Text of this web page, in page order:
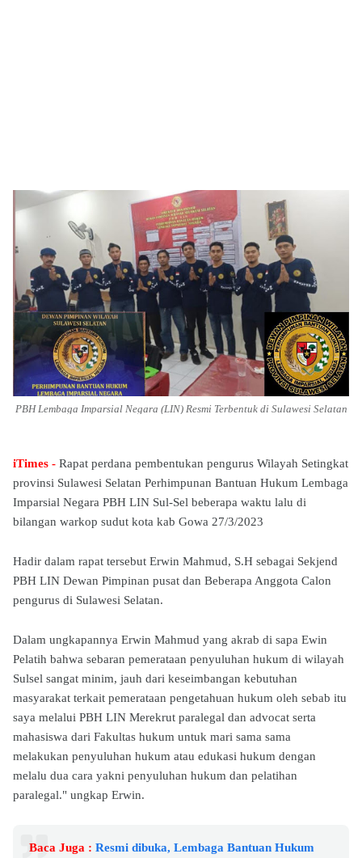
PBH Lembaga Imparsial Negara (LIN) Resmi Terbentuk di Sulawesi Selatan
iTimes - Rapat perdana pembentukan pengurus Wilayah Setingkat
provinsi Sulawesi Selatan Perhimpunan Bantuan Hukum Lembaga
Imparsial Negara PBH LIN Sul-Sel beberapa waktu lalu di
bilangan warkop sudut kota kab Gowa 27/3/2023
Hadir dalam rapat tersebut Erwin Mahmud, S.H sebagai Sekjend
PBH LIN Dewan Pimpinan pusat dan Beberapa Anggota Calon
pengurus di Sulawesi Selatan.
Dalam ungkapannya Erwin Mahmud yang akrab di sapa Ewin
Pelatih bahwa sebaran pemerataan penyuluhan hukum di wilayah
Sulsel sangat minim, jauh dari keseimbangan kebutuhan
masyarakat terkait pemerataan pengetahuan hukum oleh sebab itu
saya melalui PBH LIN Merekrut paralegal dan advocat serta
mahasiswa dari Fakultas hukum untuk mari sama sama
melakukan penyuluhan hukum atau edukasi hukum dengan
melalu dua cara yakni penyuluhan hukum dan pelatihan
paralegal." ungkap Erwin.
Baca Juga : Resmi dibuka, Lembaga Bantuan Hukum